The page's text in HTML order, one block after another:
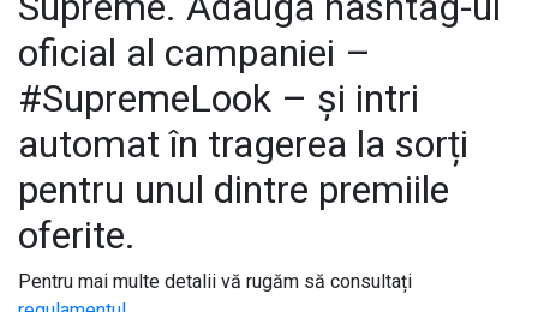
oficial al campaniei –
#SupremeLook – și intri
automat în tragerea la sorți
pentru unul dintre premiile
oferite.
Pentru mai multe detalii vă rugăm să consultați